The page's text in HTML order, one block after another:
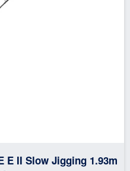
E II Slow Jigging 1.93m